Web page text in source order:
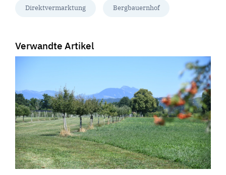
Direktvermarktung Bergbauernhof
Verwandte Artikel